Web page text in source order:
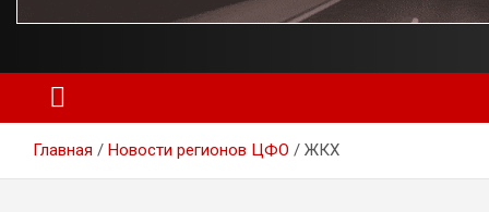
Главная Новости регионов ЦФО ЖКХ